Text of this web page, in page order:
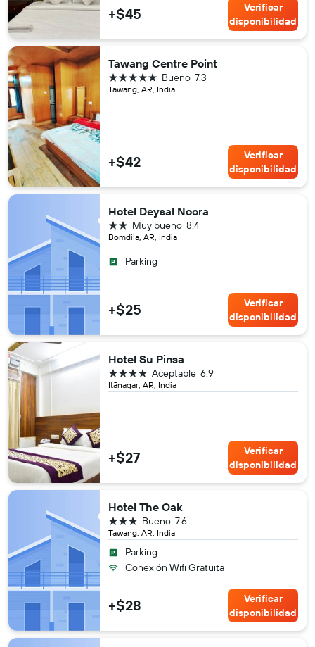
+$45
Verificar
disponibilidad
Tawang Centre Point
Tawang, AR, India
7.3
Bueno
5 estrellas
+$42
Verificar
disponibilidad
Hotel Deysal Noora
Bomdila, AR, India
8.4
Muy bueno
2 estrellas
Parking
+$25
Verificar
disponibilidad
Hotel Su Pinsa
Itānagar, AR, India
6.9
Aceptable
4 estrellas
+$27
Verificar
disponibilidad
Hotel The Oak
Tawang, AR, India
7.6
Bueno
3 estrellas
Parking
Conexión Wifi Gratuita
+$28
Verificar
disponibilidad